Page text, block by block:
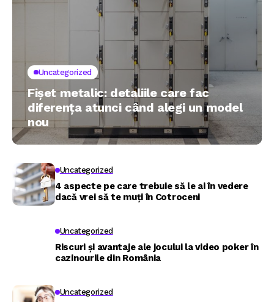
Uncategorized
Fișet metalic: detaliile care fac
diferența atunci când alegi un model
nou
Uncategorized
4 aspecte pe care trebuie să le ai în vedere
dacă vrei să te muți în Cotroceni
Uncategorized
Riscuri și avantaje ale jocului la video poker în
cazinourile din România
Uncategorized